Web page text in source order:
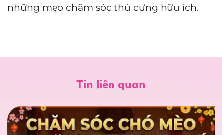
những mẹo chăm sóc thú cưng hữu ích.
Tin liên quan